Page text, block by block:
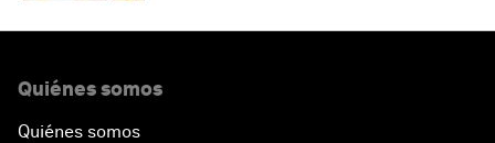
Quiénes somos
Quiénes somos